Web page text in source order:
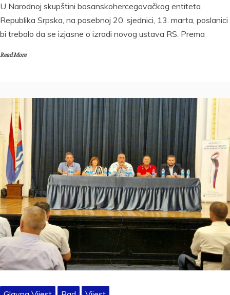
U Narodnoj skupštini bosanskohercegovačkog entiteta
Republika Srpska, na posebnoj 20. sjednici, 13. marta, poslanici
bi trebalo da se izjasne o izradi novog ustava RS. Prema
Read More